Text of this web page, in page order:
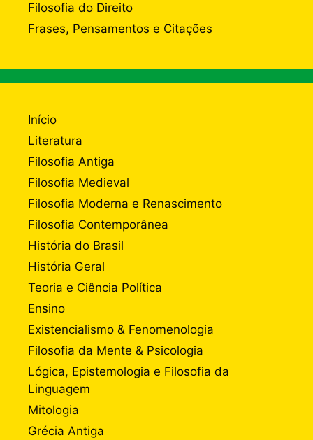
Filosofia do Direito
Frases, Pensamentos e Citações
Início
Literatura
Filosofia Antiga
Filosofia Medieval
Filosofia Moderna e Renascimento
Filosofia Contemporânea
História do Brasil
História Geral
Teoria e Ciência Política
Ensino
Existencialismo & Fenomenologia
Filosofia da Mente & Psicologia
Lógica, Epistemologia e Filosofia da
Linguagem
Mitologia
Grécia Antiga